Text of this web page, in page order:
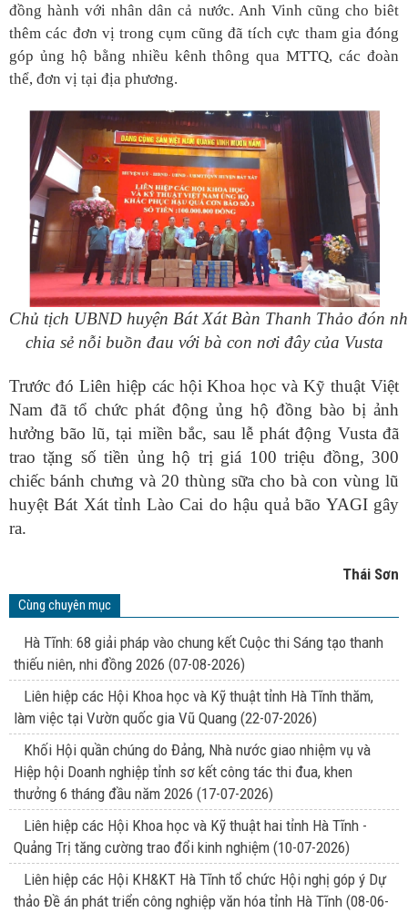
đồng hành với nhân dân cả nước. Anh Vinh cũng cho biêt
thêm các đơn vị trong cụm cũng đã tích cực tham gia đóng
góp ủng hộ bằng nhiều kênh thông qua MTTQ, các đoàn
thể, đơn vị tại địa phương.
Chủ tịch UBND huyện Bát Xát Bàn Thanh Thảo đón
chia sẻ nỗi buồn đau với bà con nơi đây của Vusta
Trước đó Liên hiệp các hội Khoa học và Kỹ thuật Việt
Nam đã tổ chức phát động ủng hộ đồng bào bị ảnh
hưởng bão lũ, tại miền bắc, sau lễ phát động Vusta đã
trao tặng số tiền ủng hộ trị giá 100 triệu đồng, 300
chiếc bánh chưng và 20 thùng sữa cho bà con vùng lũ
huyệt Bát Xát tỉnh Lào Cai do hậu quả bão YAGI gây
ra.
Thái Sơn
Cùng chuyên mục
Hà Tĩnh: 68 giải pháp vào chung kết Cuộc thi Sáng tạo thanh
thiếu niên, nhi đồng 2026 (07-08-2026)
Liên hiệp các Hội Khoa học và Kỹ thuật tỉnh Hà Tĩnh thăm,
làm việc tại Vườn quốc gia Vũ Quang (22-07-2026)
Khối Hội quần chúng do Đảng, Nhà nước giao nhiệm vụ và
Hiệp hội Doanh nghiệp tỉnh sơ kết công tác thi đua, khen
thưởng 6 tháng đầu năm 2026 (17-07-2026)
Liên hiệp các Hội Khoa học và Kỹ thuật hai tỉnh Hà Tĩnh -
Quảng Trị tăng cường trao đổi kinh nghiệm (10-07-2026)
Liên hiệp các Hội KH&KT Hà Tĩnh tổ chức Hội nghị góp ý Dự
thảo Đề án phát triển công nghiệp văn hóa tỉnh Hà Tĩnh (08-06-